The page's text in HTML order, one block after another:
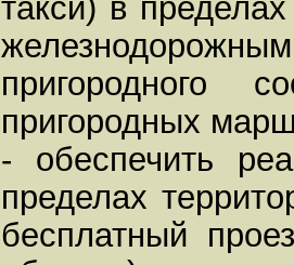
пригородного
пригородных
- обеспечить
пределах
бесплатный